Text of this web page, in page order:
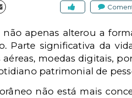
apenas alterou a
Parte significativa da
moedas digitais,
patrimonial de
não está mais